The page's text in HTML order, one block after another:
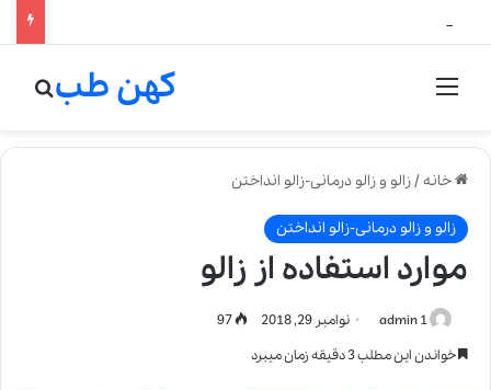
منو کهن طب
خانه/زالو و زالو درمانی-زالو انداختن
زالو و زالو درمانی-زالو انداختن
موارد استفاده از زالو
admin 1 نوامبر 29, 2018
خواندن این مطلب 3 دقیقه زمان میبرد